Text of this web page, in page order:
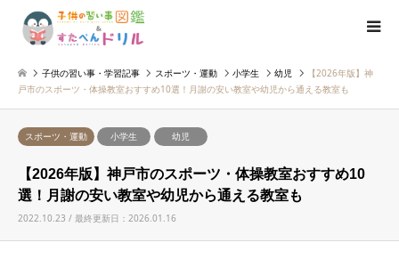
子供の習い事・学習記事 スポーツ・運動 小学生 幼児
【2026年版】神
戸市のスポーツ・体操教室おすすめ10選！月謝の安い教室や幼児から通える教室も
スポーツ・運動 小学生 幼児
【2026年版】神戸市のスポーツ・体操教室おすすめ10
選！月謝の安い教室や幼児から通える教室も
2022.10.23 / 最終更新日：2026.01.16